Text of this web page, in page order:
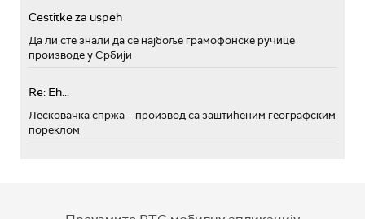
Cestitke za uspeh
Да ли сте знали да се најбоље грамофонске ручице
производе у Србији
Re: Eh...
Лесковачка спржа – производ са заштићеним географским
пореклом